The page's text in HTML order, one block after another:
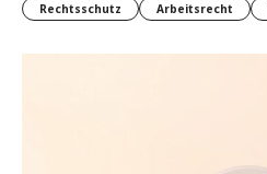
Rechtsschutz
Arbeitsrecht